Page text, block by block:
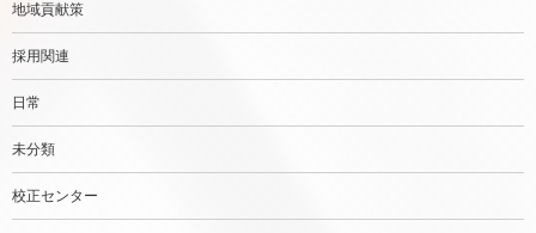
地域貢献策
採用関連
日常
未分類
校正センター